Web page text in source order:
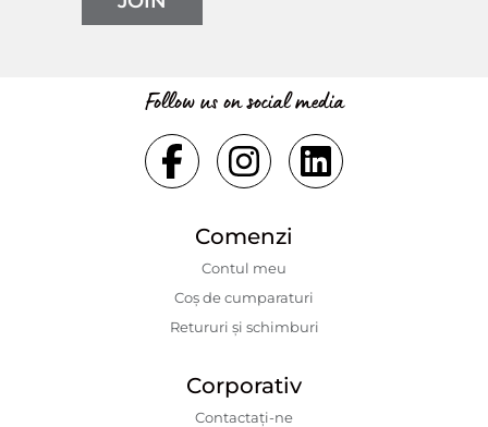
Follow us on social media
Comenzi
Contul meu
Coș de cumparaturi
Retururi și schimburi
Corporativ
Contactaţi-ne